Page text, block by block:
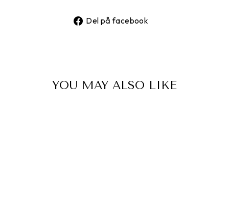
Del på facebook
YOU MAY ALSO LIKE